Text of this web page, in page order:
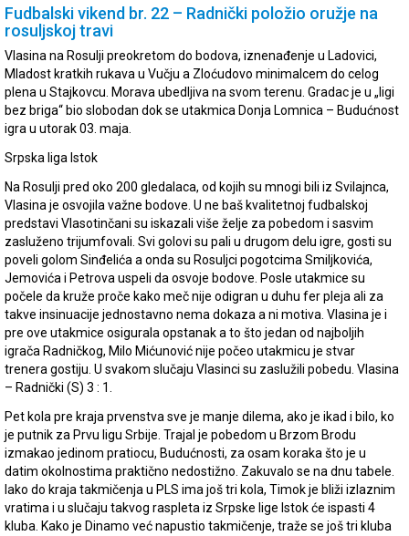
Fudbalski vikend br. 22 – Radnički položio oružje na
rosuljskoj travi
Vlasina na Rosulji preokretom do bodova, iznenađenje u Ladovici,
Mladost kratkih rukava u Vučju a Zloćudovo minimalcem do celog
plena u Stajkovcu. Morava ubedljiva na svom terenu. Gradac je u „ligi
bez briga“ bio slobodan dok se utakmica Donja Lomnica – Budućnost
igra u utorak 03. maja.
Srpska liga Istok
Na Rosulji pred oko 200 gledalaca, od kojih su mnogi bili iz Svilajnca,
Vlasina je osvojila važne bodove. U ne baš kvalitetnoj fudbalskoj
predstavi Vlasotinčani su iskazali više želje za pobedom i sasvim
zasluženo trijumfovali. Svi golovi su pali u drugom delu igre, gosti su
poveli golom Sinđelića a onda su Rosuljci pogotcima Smiljkovića,
Jemovića i Petrova uspeli da osvoje bodove. Posle utakmice su
počele da kruže proče kako meč nije odigran u duhu fer pleja ali za
takve insinuacije jednostavno nema dokaza a ni motiva. Vlasina je i
pre ove utakmice osigurala opstanak a to što jedan od najboljih
igrača Radničkog, Milo Mićunović nije počeo utakmicu je stvar
trenera gostiju. U svakom slučaju Vlasinci su zaslužili pobedu. Vlasina
– Radnički (S) 3 : 1.
Pet kola pre kraja prvenstva sve je manje dilema, ako je ikad i bilo, ko
je putnik za Prvu ligu Srbije. Trajal je pobedom u Brzom Brodu
izmakao jedinom pratiocu, Budućnosti, za osam koraka što je u
datim okolnostima praktično nedostižno. Zakuvalo se na dnu tabele.
Iako do kraja takmičenja u PLS ima još tri kola, Timok je bliži izlaznim
vratima i u slučaju takvog raspleta iz Srpske lige Istok će ispasti 4
kluba. Kako je Dinamo već napustio takmičenje, traže se još tri kluba